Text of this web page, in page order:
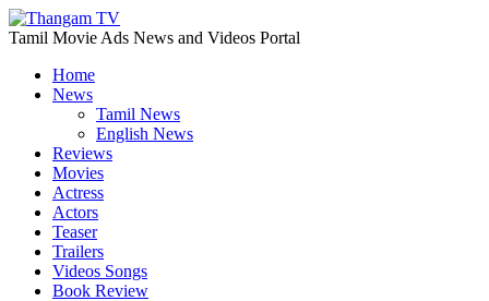
Tamil Movie Ads News and Videos Portal
Home
News
Tamil News
English News
Reviews
Movies
Actress
Actors
Teaser
Trailers
Videos Songs
Book Review